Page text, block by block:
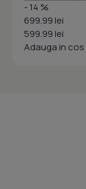
- 14 %
699.99 lei
599.99 lei
Adauga in cos